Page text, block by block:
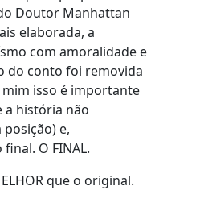
Doutor Manhattan
elaborada, a
com amoralidade e
do conto foi removida
isso é importante
a história não
e,
O FINAL.
que o original.